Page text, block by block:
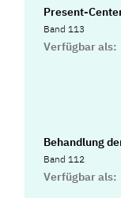
Present-
Band 113
Verfügbar als:
Behandlung
Band 112
Verfügbar als: